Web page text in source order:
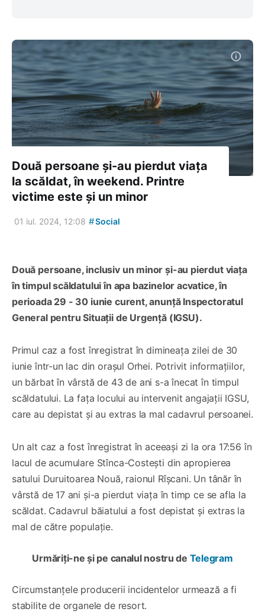
Două persoane și-au pierdut viața
la scăldat, în weekend. Printre
victime este și un minor
01 iul. 2024, 12:08 #Social
Două persoane, inclusiv un minor și-au pierdut viața
în timpul scăldatului în apa bazinelor acvatice, în
perioada 29 - 30 iunie curent, anunță Inspectoratul
General pentru Situații de Urgență (IGSU).
Primul caz a fost înregistrat în dimineața zilei de 30
iunie într-un lac din orașul Orhei. Potrivit informațiilor,
un bărbat în vârstă de 43 de ani s-a înecat în timpul
scăldatului. La fața locului au intervenit angajații IGSU,
care au depistat și au extras la mal cadavrul persoanei.
Un alt caz a fost înregistrat în aceeași zi la ora 17:56 în
lacul de acumulare Stînca-Costești din apropierea
satului Duruitoarea Nouă, raionul Rîșcani. Un tânăr în
vârstă de 17 ani și-a pierdut viața în timp ce se afla la
scăldat. Cadavrul băiatului a fost depistat și extras la
mal de către populație.
Urmăriți-ne și pe canalul nostru de Telegram
Circumstanțele producerii incidentelor urmează a fi
stabilite de organele de resort.